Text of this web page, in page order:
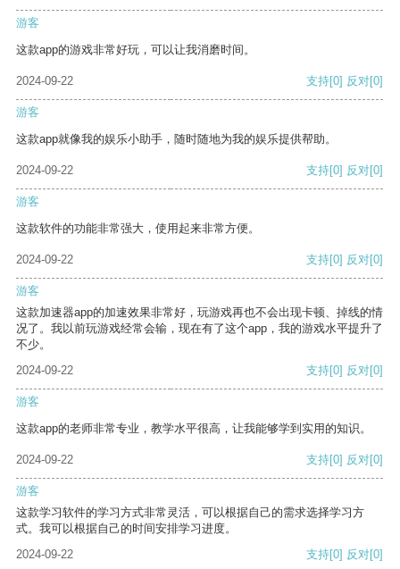
游客
这款app的游戏非常好玩，可以让我消磨时间。
2024-09-22 支持[0] 反对[0]
游客
这款app就像我的娱乐小助手，随时随地为我的娱乐提供帮助。
2024-09-22 支持[0] 反对[0]
游客
这款软件的功能非常强大，使用起来非常方便。
2024-09-22 支持[0] 反对[0]
游客
这款加速器app的加速效果非常好，玩游戏再也不会出现卡顿、掉线的情
况了。我以前玩游戏经常会输，现在有了这个app，我的游戏水平提升了
不少。
2024-09-22
支持[0] 反对[0]
游客
这款app的老师非常专业，教学水平很高，让我能够学到实用的知识。
2024-09-22 支持[0] 反对[0]
游客
这款学习软件的学习方式非常灵活，可以根据自己的需求选择学习方
式。我可以根据自己的时间安排学习进度。
2024-09-22
支持[0] 反对[0]